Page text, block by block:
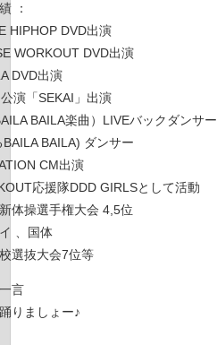
：
HIPHOP DVD出演
WORKOUT DVD出演
DVD出演
演「SEKAI」出演
BAILA楽曲）LIVEバックダンサー
BAILA) ダンサー
CM出演
応援隊DDD GIRLSとして活動
体操選手権大会 4,5位
、国体
選抜大会7位等
言
りましょー♪